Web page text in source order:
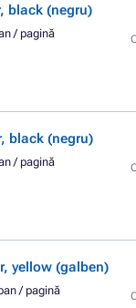
black (negru)
/ pagină
black (negru)
/ pagină
yellow (galben)
/ pagină